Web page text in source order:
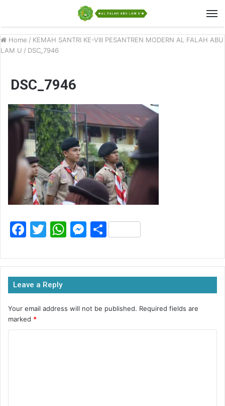
Home / KEMAH SANTRI KE-VIII PESANTREN MODERN AL FALAH ABU
LAM U / DSC_7946
DSC_7946
F
c
e
b
o
o
T
itt
er
W
at
s
A
p
p
M
s
s
e
n
g
S
ar
e
Leave a Reply
Your email address will not be published. Required fields are
marked *